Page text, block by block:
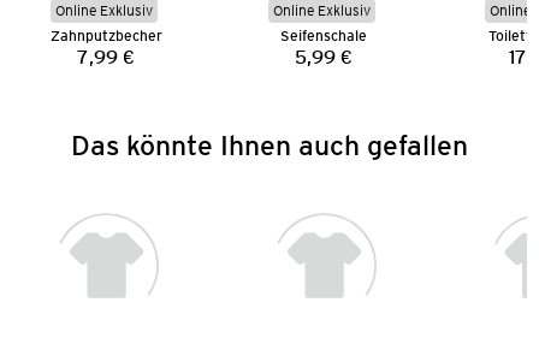
Online Exklusiv
Zahnputzbecher
Preis:
7,99 €
Online Exklusiv
Seifenschale
Preis:
5,99 €
Online
Das könnte Ihnen auch gefallen